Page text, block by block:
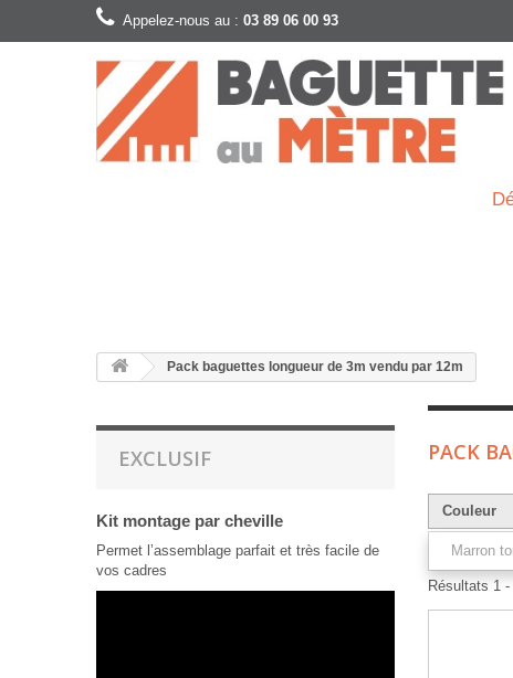
Appelez-nous au : 03 89 06 00 93
Pack baguettes longueur de 3m vendu par 12m
EXCLUSIF
Kit montage par cheville
Permet l’assemblage parfait et très facile de
vos cadres
PACK
Couleur
Marron
Résultats 1